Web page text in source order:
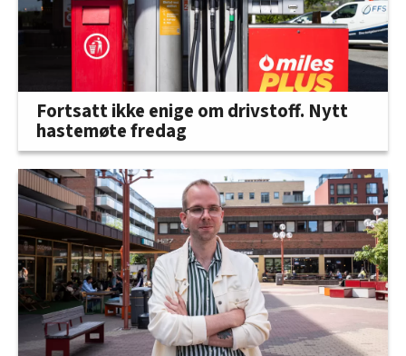
Fortsatt ikke enige om drivstoff. Nytt
hastemøte fredag